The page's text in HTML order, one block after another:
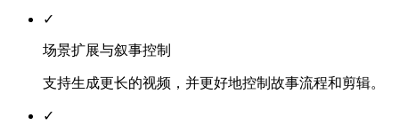
✓
场景扩展与叙事控制
支持生成更长的视频，并更好地控制故事流程和剪辑。
✓